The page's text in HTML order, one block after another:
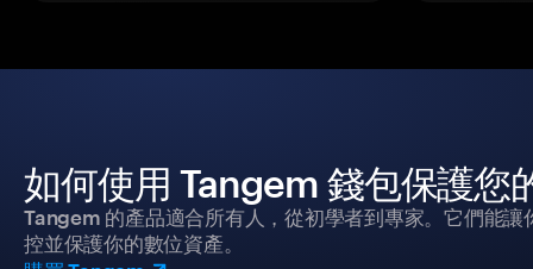
如何使用 Tangem 錢包保護您
Tangem 的產品適合所有人，從初學者到專家。它們能
控並保護你的數位資產。